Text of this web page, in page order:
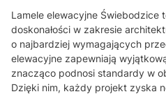
Lamele elewacyjne
doskonałości w zakresie
o najbardziej wymagających
elewacyjne zapewniają
znacząco podnosi standardy w
Dzięki nim, każdy projekt zyska